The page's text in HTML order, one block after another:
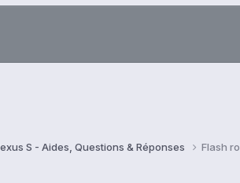
S - Aides, Questions & Réponses Flash